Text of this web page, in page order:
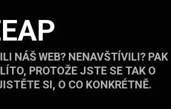
NÁŠ WEB? NENAVŠTÍVILI? PAK
PROTOŽE JSTE SE TAK O
SI, O CO KONKRÉTNĚ.